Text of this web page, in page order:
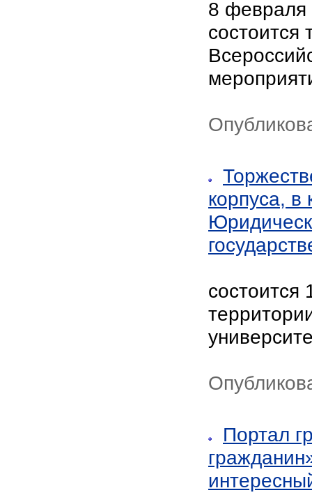
8 февраля
состоится
корпуса, в
состоится
Портал